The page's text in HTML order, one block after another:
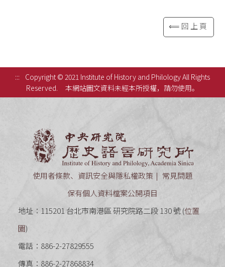
⟸回上頁
:::
Copyright © 2021 Institute of History and Philology All Rights
Reserved.
本網站圖文資料未經本所授權，請勿使用。
使用者條款、資訊安全與隱私權政策
常見問題
保有個人資料檔案公開項目
地址：115201 台北市南港區 研究院路二段 130 號 (位置
圖)
電話：886-2-27829555
傳真：886-2-27868834